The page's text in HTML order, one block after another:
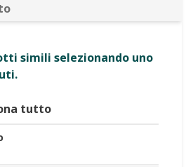
simili selezionando uno
tutto